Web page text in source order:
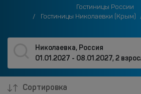
Гостиницы России
Гостиницы Николаевки (Крым)
Николаевка, Россия
01.01.2027 - 08.01.2027,2
Сортировка